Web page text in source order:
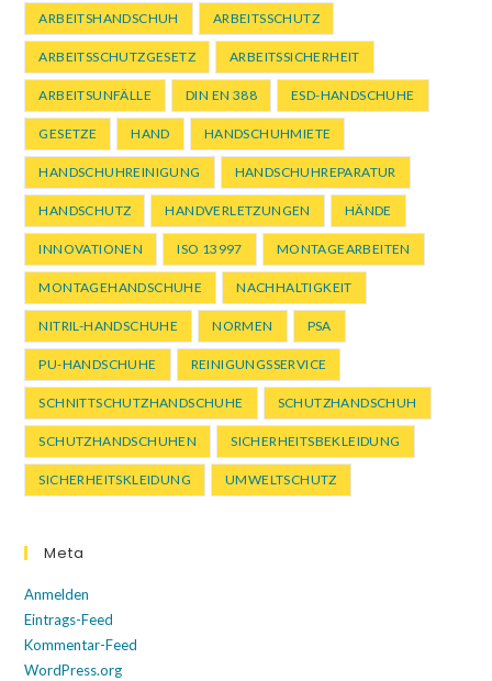
ARBEITSHANDSCHUH ARBEITSSCHUTZ
ARBEITSSCHUTZGESETZ ARBEITSSICHERHEIT
ARBEITSUNFÄLLE DIN EN 388 ESD-HANDSCHUHE
GESETZE HAND HANDSCHUHMIETE
HANDSCHUHREINIGUNG HANDSCHUHREPARATUR
HANDSCHUTZ HANDVERLETZUNGEN HÄNDE
INNOVATIONEN ISO 13997 MONTAGEARBEITEN
MONTAGEHANDSCHUHE NACHHALTIGKEIT
NITRIL-HANDSCHUHE NORMEN PSA
PU-HANDSCHUHE REINIGUNGSSERVICE
SCHNITTSCHUTZHANDSCHUHE SCHUTZHANDSCHUH
SCHUTZHANDSCHUHEN SICHERHEITSBEKLEIDUNG
SICHERHEITSKLEIDUNG UMWELTSCHUTZ
Meta
Anmelden
Eintrags-Feed
Kommentar-Feed
WordPress.org